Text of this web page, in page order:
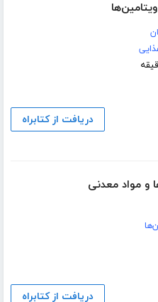
دریافت از کتابراه
و مواد معدنی
دریافت از کتابراه